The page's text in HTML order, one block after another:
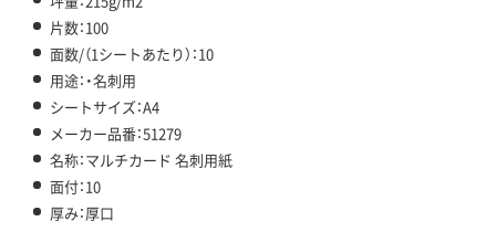
片数：100
面数/（1シートあたり）：10
用途：・名刺用
シートサイズ：A4
メーカー品番：51279
名称：マルチカード 名刺用紙
面付：10
厚み：厚口